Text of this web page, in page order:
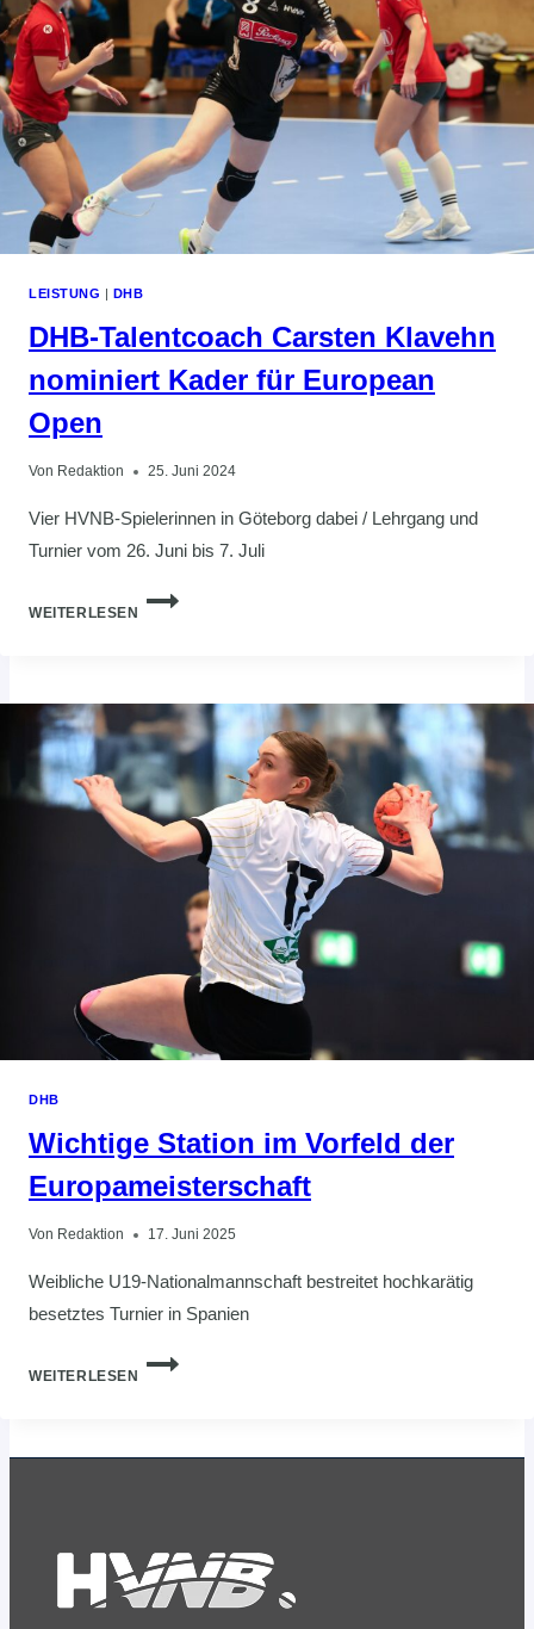
LEISTUNG | DHB
DHB-Talentcoach Carsten Klavehn
nominiert Kader für European
Open
Von Redaktion 25. Juni 2024
Vier HVNB-Spielerinnen in Göteborg dabei / Lehrgang und
Turnier vom 26. Juni bis 7. Juli
WEITERLESEN
DHB-
KADER
FÜR
EUROPEAN
OPEN
DHB
Wichtige Station im Vorfeld der
Europameisterschaft
Von Redaktion 17. Juni 2025
Weibliche U19-Nationalmannschaft bestreitet hochkarätig
besetztes Turnier in Spanien
WEITERLESEN
WICHTIGE
DER